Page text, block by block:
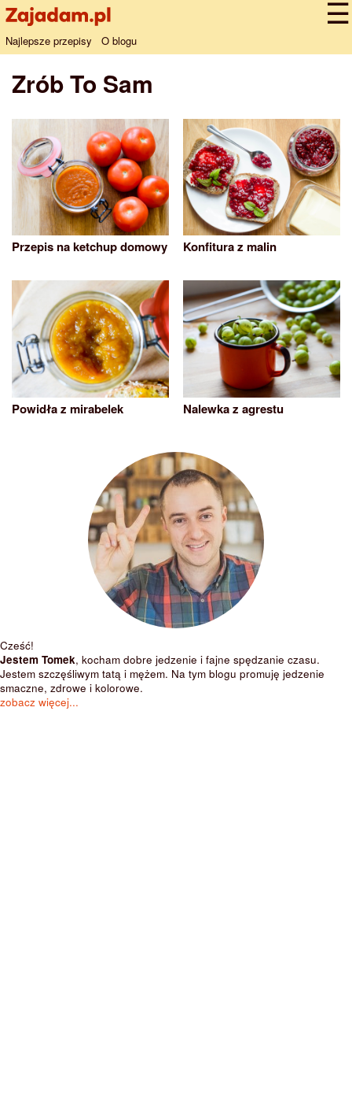
Najlepsze przepisy O blogu
Zrób To Sam
Przepis na ketchup domowy Konfitura z malin
Powidła z mirabelek Nalewka z agrestu
Cześć!
Jestem Tomek, kocham dobre jedzenie i fajne spędzanie czasu.
Jestem szczęśliwym tatą i mężem. Na tym blogu promuję jedzenie
smaczne, zdrowe i kolorowe.
zobacz więcej...